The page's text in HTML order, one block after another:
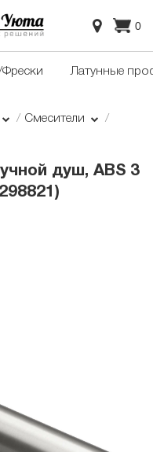
0
Латунные
Смесители
душ, ABS 3